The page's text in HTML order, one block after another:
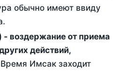
обычно имеют ввиду
действий,
Время Имсак заходит